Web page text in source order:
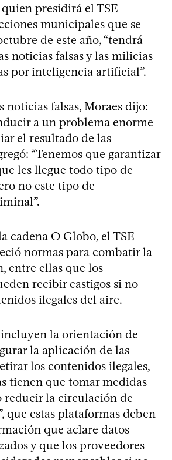
presidirá el TSE
municipales que se
de este año, “tendrá
noticias falsas y las milicias
por inteligencia artificial”.
noticias falsas, Moraes dijo:
a un problema enorme
el resultado de las
“Tenemos que garantizar
les llegue todo tipo de
no este tipo de
cadena O Globo, el TSE
normas para combatir la
entre ellas que los
recibir castigos si no
ilegales del aire.
la orientación de
la aplicación de las
los contenidos ilegales,
tienen que tomar medidas
reducir la circulación de
que estas plataformas deben
que aclare datos
y que los proveedores